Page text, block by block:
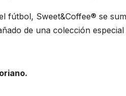
fútbol, Sweet&Coffee® se
de una colección